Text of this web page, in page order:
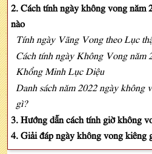
2. Cách tính ngày không vong năm
nào
Tính ngày Vãng Vong theo Lục
Cách tính ngày Không Vong năm
Khổng Minh Lục Diệu
Danh sách năm 2022 ngày không
gì?
3. Hướng dẫn cách tính giờ không
4. Giải đáp ngày không vong kiêng